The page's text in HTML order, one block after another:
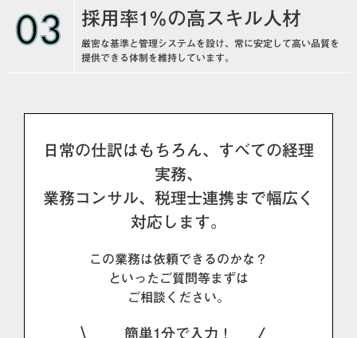
03 採用率1%の高スキル人材
厳密な基準と管理システムを設け、常に安定して高い品質を
提供できる体制を維持しています。
日常の仕訳はもちろん、すべての経理
実務、
業務コンサル、税理士連携まで幅広く
対応します。
この業務は依頼できるのかな？
といったご質問等まずは
ご相談ください。
簡単1分で入力！